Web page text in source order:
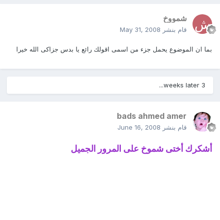
شمووخ
قام بنشر May 31, 2008
بما ان الموضوع يحمل جزء من اسمى اقولك رائع يا بدس جزاكى الله خيرا
3 weeks later...
bads ahmed amer
قام بنشر June 16, 2008
أشكرك أختى شموخ على المرور الجميل